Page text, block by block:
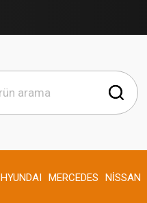
HYUNDAI MERCEDES NİSSAN